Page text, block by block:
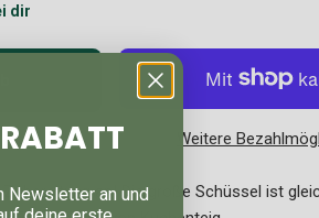
dir
Weitere
an! Die große Schüssel ist
Newsletter an und